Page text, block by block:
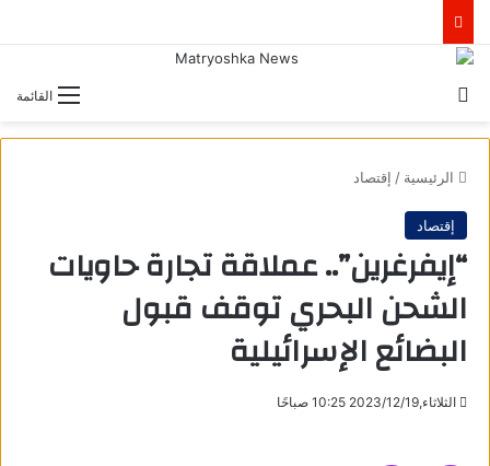
القائمة
الرئيسية / إقتصاد
إقتصاد
“إيفرغرين”.. عملاقة تجارة حاويات
الشحن البحري توقف قبول
البضائع الإسرائيلية
الثلاثاء,2023/12/19 10:25 صباحًا